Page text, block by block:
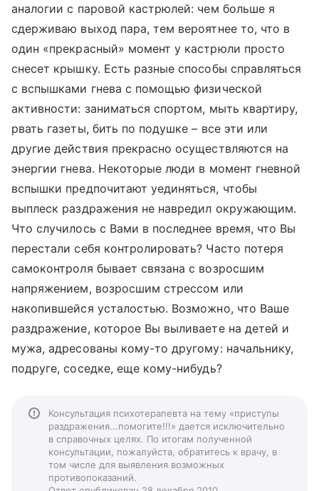
аналогии с паровой кастрюлей: чем больше я
сдерживаю выход пара, тем вероятнее то, что в
один «прекрасный» момент у кастрюли просто
снесет крышку. Есть разные способы справляться
с вспышками гнева с помощью физической
активности: заниматься спортом, мыть квартиру,
рвать газеты, бить по подушке – все эти или
другие действия прекрасно осуществляются на
энергии гнева. Некоторые люди в момент гневной
вспышки предпочитают уединяться, чтобы
выплеск раздражения не навредил окружающим.
Что случилось с Вами в последнее время, что Вы
перестали себя контролировать? Часто потеря
самоконтроля бывает связана с возросшим
напряжением, возросшим стрессом или
накопившейся усталостью. Возможно, что Ваше
раздражение, которое Вы выливаете на детей и
мужа, адресованы кому-то другому: начальнику,
подруге, соседке, еще кому-нибудь?
Консультация психотерапевта на тему «приступы
раздражения...помогите!!!» дается исключительно
в справочных целях. По итогам полученной
консультации, пожалуйста, обратитесь к врачу, в
том числе для выявления возможных
противопоказаний.